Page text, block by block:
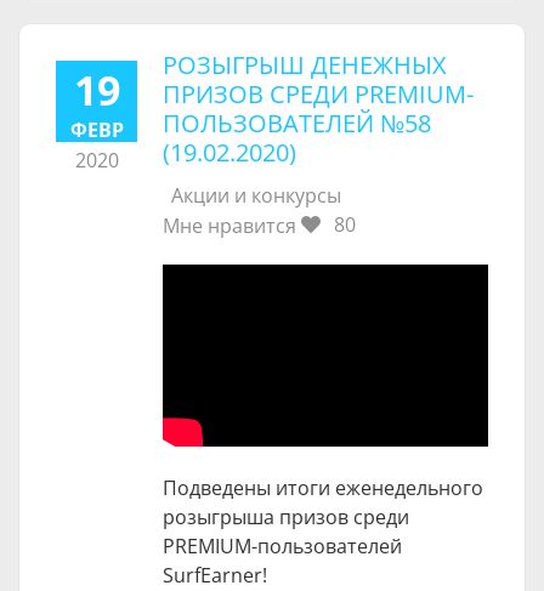
19
ФЕВР
2020
РОЗЫГРЫШ ДЕНЕЖНЫХ
ПРИЗОВ СРЕДИ PREMIUM-
ПОЛЬЗОВАТЕЛЕЙ №58
(19.02.2020)
Акции и конкурсы
Мне нравится
80
Подведены итоги еженедельного
розыгрыша призов среди
PREMIUM-пользователей
SurfEarner!